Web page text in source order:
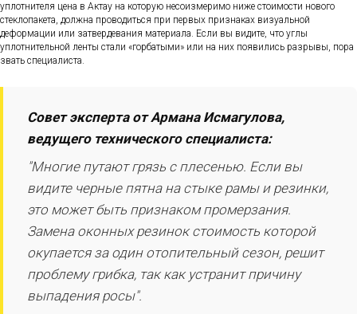
уплотнителя цена в Актау на которую несоизмеримо ниже стоимости нового
стеклопакета, должна проводиться при первых признаках визуальной
деформации или затвердевания материала. Если вы видите, что углы
уплотнительной ленты стали «горбатыми» или на них появились разрывы, пора
звать специалиста.
Совет эксперта от Армана Исмагулова,
ведущего технического специалиста:
"Многие путают грязь с плесенью. Если вы
видите черные пятна на стыке рамы и резинки,
это может быть признаком промерзания.
Замена оконных резинок стоимость которой
окупается за один отопительный сезон, решит
проблему грибка, так как устранит причину
выпадения росы".